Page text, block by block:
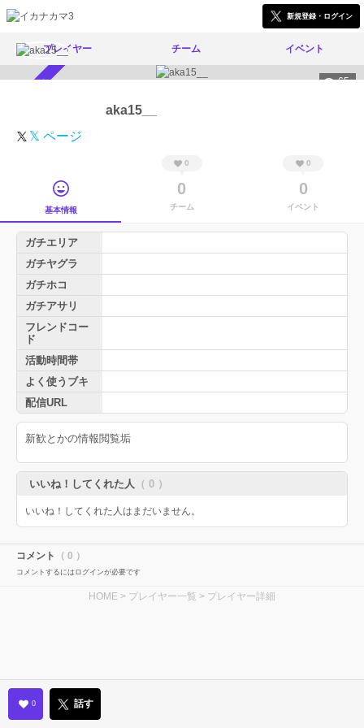
新規登録・ログイン
プレイヤー チーム イベント
65
aka15__
𝕏 ページ
基本情報
0
0
チーム
0
0
イベント
ガチエリア
ガチヤグラ
ガチホコ
ガチアサリ
フレンドコー
ド
活動時間帯
よく使うブキ
配信URL
新歓とかの情報閲覧垢
いいね！してくれた人 （ 0 ）
いいね！してくれた人はまだいません。
コメント （ 0 ）
コメントするにはログインが必要です
HOME > プレイヤー一覧 > プレイヤー詳細
0 話す